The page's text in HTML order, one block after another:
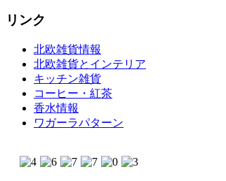
リンク
北欧雑貨情報
北欧雑貨とインテリア
キッチン雑貨
コーヒー・紅茶
香水情報
ワガーラパターン